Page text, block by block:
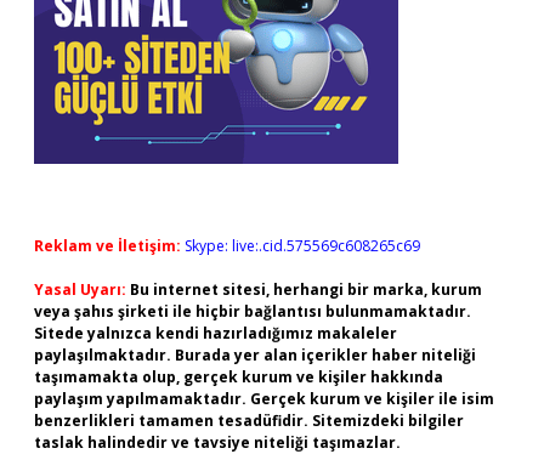
Reklam ve İletişim: Skype: live:.cid.575569c608265c69
Yasal Uyarı: Bu internet sitesi, herhangi bir marka, kurum
veya şahıs şirketi ile hiçbir bağlantısı bulunmamaktadır.
Sitede yalnızca kendi hazırladığımız makaleler
paylaşılmaktadır. Burada yer alan içerikler haber niteliği
taşımamakta olup, gerçek kurum ve kişiler hakkında
paylaşım yapılmamaktadır. Gerçek kurum ve kişiler ile isim
benzerlikleri tamamen tesadüfidir. Sitemizdeki bilgiler
taslak halindedir ve tavsiye niteliği taşımazlar.